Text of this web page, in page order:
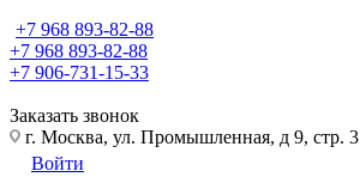
+7 968 893-82-88
+7 968 893-82-88
+7 906-731-15-33
Заказать звонок
г. Москва, ул. Промышленная, д 9, стр. 3
Войти